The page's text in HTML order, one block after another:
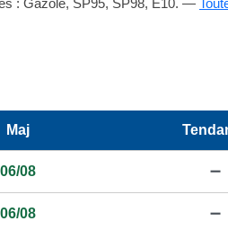
: Gazole, SP95, SP98, E10. —
Maj
06/08 ➖
06/08 ➖